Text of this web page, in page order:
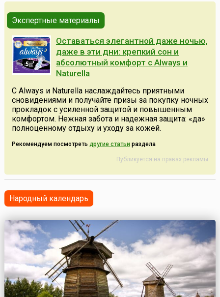
Экспертные материалы
Оставаться элегантной даже ночью,
даже в эти дни: крепкий сон и
абсолютный комфорт с Always и
Naturella
С Always и Naturella наслаждайтесь приятными
сновидениями и получайте призы за покупку ночных
прокладок с усиленной защитой и повышенным
комфортом. Нежная забота и надежная защита: «да»
полноценному отдыху и уходу за кожей.
Рекомендуем посмотреть другие статьи раздела
Публикуется на правах рекламы
Народный календарь